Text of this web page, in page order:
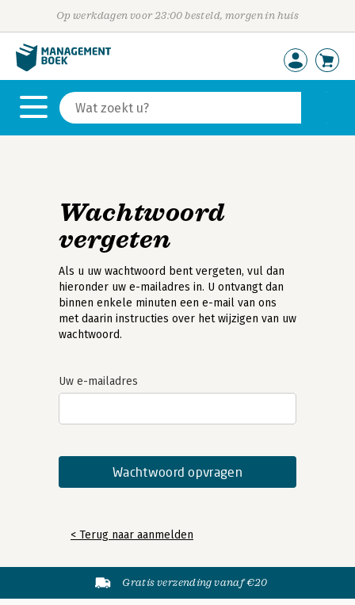
Op werkdagen voor 23:00 besteld, morgen in huis
Wachtwoord
vergeten
Als u uw wachtwoord bent vergeten, vul dan
hieronder uw e-mailadres in. U ontvangt dan
binnen enkele minuten een e-mail van ons
met daarin instructies over het wijzigen van uw
wachtwoord.
Uw e-mailadres
< Terug naar aanmelden
Gratis verzending vanaf €20